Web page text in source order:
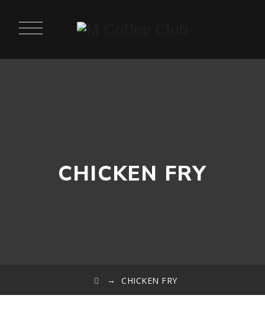
CHICKEN FRY
→ CHICKEN FRY